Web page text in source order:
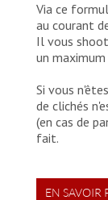
Via ce
au courant
Il vous
un
Si vous
de clichés
(en cas de
fait.
EN SAVOIR